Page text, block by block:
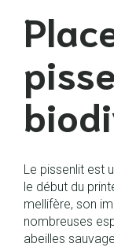
Le pissenlit est
le début du
mellifère, son
nombreuses
abeilles